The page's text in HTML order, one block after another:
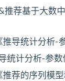
推荐基于大数
导统计分析-
统计分析-参
荐的序列模型